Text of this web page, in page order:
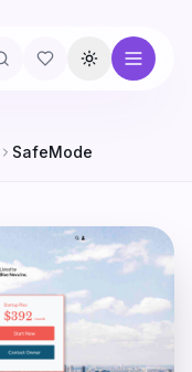
Přepnout
SafeMode